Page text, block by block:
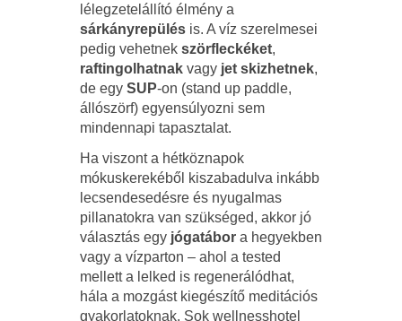
lélegzetelállító élmény a
sárkányrepülés is. A víz szerelmesei
pedig vehetnek szörfleckéket,
raftingolhatnak vagy jet skizhetnek,
de egy SUP-on (stand up paddle,
állószörf) egyensúlyozni sem
mindennapi tapasztalat.
Ha viszont a hétköznapok
mókuskerekéből kiszabadulva inkább
lecsendesedésre és nyugalmas
pillanatokra van szükséged, akkor jó
választás egy jógatábor a hegyekben
vagy a vízparton – ahol a tested
mellett a lelked is regenerálódhat,
hála a mozgást kiegészítő meditációs
gyakorlatoknak. Sok wellnesshotel